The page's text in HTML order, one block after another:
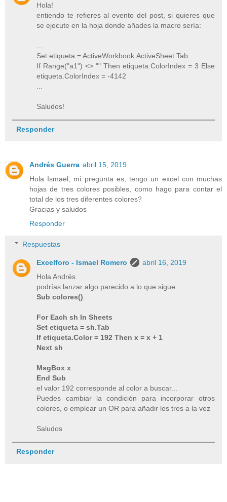
Hola!
entiendo te refieres al evento del post, si quieres que
se ejecute en la hoja donde añades la macro sería:
Set etiqueta = ActiveWorkbook.ActiveSheet.Tab
If Range("a1") <> "" Then etiqueta.ColorIndex = 3 Else
etiqueta.ColorIndex = -4142
Saludos!
Responder
Andrés Guerra abril 15, 2019
Hola Ismael, mi pregunta es, tengo un excel con muchas
hojas de tres colores posibles, como hago para contar el
total de los tres diferentes colores?
Gracias y saludos
Responder
Respuestas
Excelforo - Ismael Romero
abril 16, 2019
Hola Andrés
podrías lanzar algo parecido a lo que sigue:
Sub colores()
For Each sh In Sheets
Set etiqueta = sh.Tab
If etiqueta.Color = 192 Then x = x + 1
Next sh
MsgBox x
End Sub
el valor 192 corresponde al color a buscar...
Puedes cambiar la condición para incorporar otros
colores, o emplear un OR para añadir los tres a la vez
Saludos
Responder